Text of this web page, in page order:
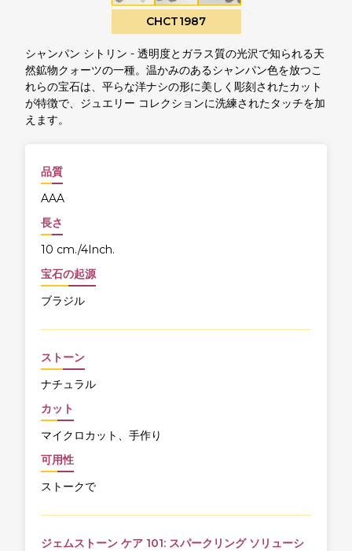
CHCT1987
シャンパン シトリン - 透明度とガラス質の光沢で知られる天
然鉱物クォーツの一種。温かみのあるシャンパン色を放つこ
れらの宝石は、平らな洋ナシの形に美しく彫刻されたカット
が特徴で、ジュエリー コレクションに洗練されたタッチを加
えます。
品質
AAA
長さ
10 cm./4Inch.
宝石の起源
ブラジル
ストーン
ナチュラル
カット
マイクロカット、手作り
可用性
ストークで
ジェムストーン ケア 101: スパークリング ソリューシ